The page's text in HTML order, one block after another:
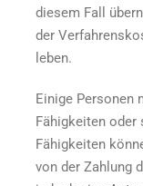
diesem Fall
der
leben.
Einige Personen
Fähigkeiten oder
Fähigkeiten
von der Zahlung